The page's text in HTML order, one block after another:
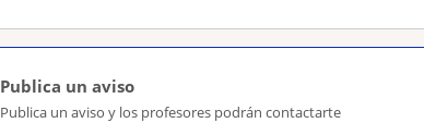
Publica un aviso
Publica un aviso y los profesores podrán contactarte